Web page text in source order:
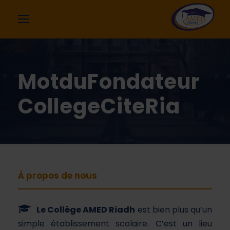
MotduFondateur
CollegeCiteRia
À propos de nous
Le Collège AMED Riadh est bien plus qu’un
simple établissement scolaire. C’est un lieu